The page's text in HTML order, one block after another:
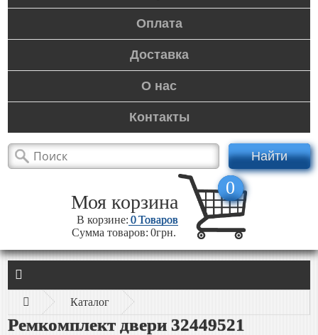
Оплата
Доставка
О нас
Контакты
Найти
Моя корзина
В корзине: 0 Товаров
Сумма товаров: 0грн.
0
Каталог
Ремкомплект двери 32449521